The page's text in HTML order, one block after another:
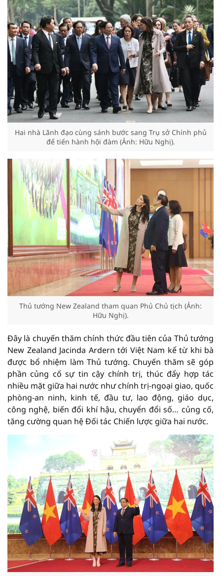
Hai nhà Lãnh đạo cùng sánh bước sang Trụ sở Chính phủ
để tiến hành hội đàm (Ảnh: Hữu Nghị).
Thủ tướng New Zealand tham quan Phủ Chủ tịch (Ảnh:
Hữu Nghị).
Đây là chuyến thăm chính thức đầu tiên của Thủ tướng
New Zealand Jacinda Ardern tới Việt Nam kể từ khi bà
được bổ nhiệm làm Thủ tướng. Chuyến thăm sẽ góp
phần củng cố sự tin cậy chính trị, thúc đẩy hợp tác
nhiều mặt giữa hai nước như chính trị-ngoại giao, quốc
phòng-an ninh, kinh tế, đầu tư, lao động, giáo dục,
công nghệ, biến đổi khí hậu, chuyển đổi số… củng cố,
tăng cường quan hệ Đối tác Chiến lược giữa hai nước.